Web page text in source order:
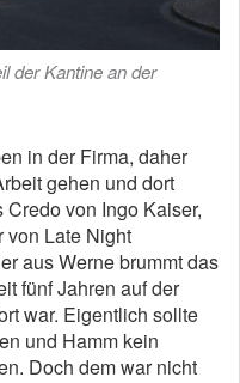
der Kantine an der
in der Firma, daher
gehen und dort
von Ingo Kaiser,
von Late Night
aus Werne brummt das
fünf Jahren auf der
war. Eigentlich sollte
und Hamm kein
Doch dem war nicht